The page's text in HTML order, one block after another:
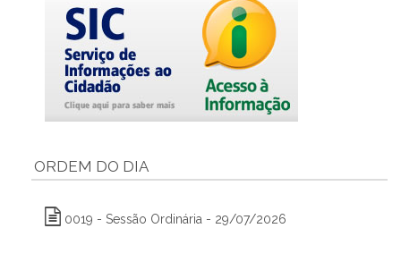
ORDEM DO DIA
0019 - Sessão Ordinária - 29/07/2026